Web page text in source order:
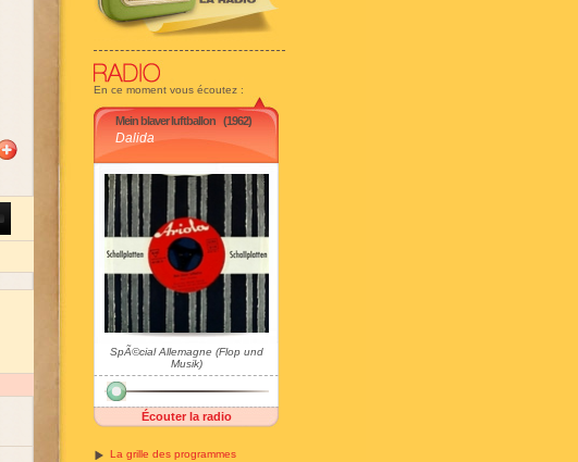
En ce moment vous écoutez :
Mein blaver luftballon (1962)
Dalida
SpÃ©cial Allemagne (Flop und
Musik)
Écouter la radio
La grille des programmes